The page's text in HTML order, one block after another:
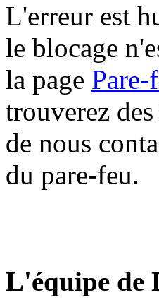
L'erreur est
le blocage
la page Pare-
trouverez
de nous
du pare-feu.
L'équipe de